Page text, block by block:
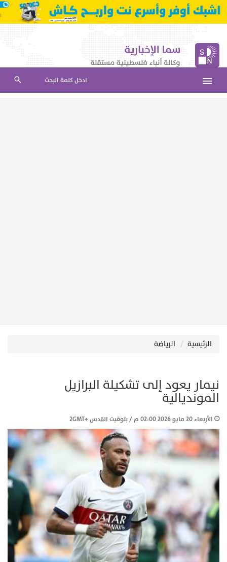
ادخل كلمة البحث
الرئيسية الرياضة
نيمار يعود إلى تشكيلة البرازيل
المونديالية
الأربعاء 20 مايو 2026 02:00 م / بتوقيت القدس +2GMT